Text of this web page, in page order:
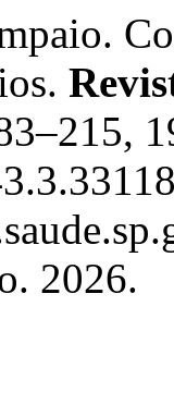
2026.